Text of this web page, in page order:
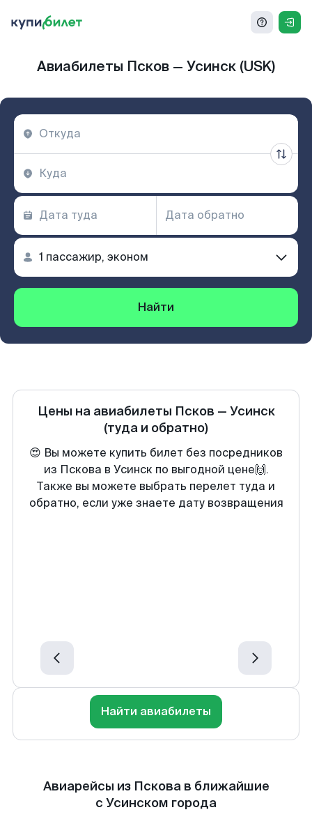
Авиабилеты Псков — Усинск (USK)
Найти
Цены на авиабилеты Псков — Усинск
(туда и обратно)
😍 Вы можете купить билет без посредников
из Пскова в Усинск по выгодной цене🙌.
Также вы можете выбрать перелет туда и
обратно, если уже знаете дату возвращения
Найти авиабилеты
Авиарейсы из Пскова в ближайшие
с Усинском города